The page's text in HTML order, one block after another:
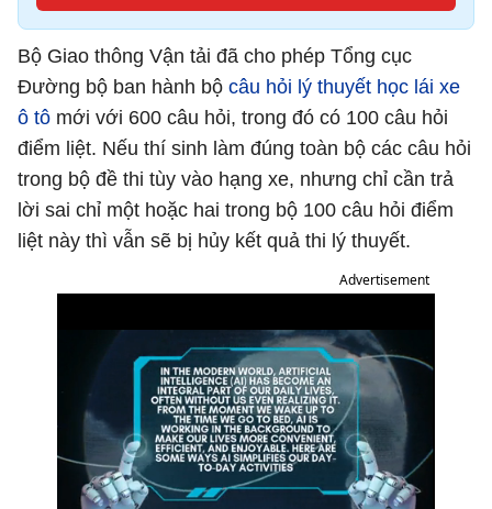
Bộ Giao thông Vận tải đã cho phép Tổng cục
Đường bộ ban hành bộ câu hỏi lý thuyết học lái xe
ô tô mới với 600 câu hỏi, trong đó có 100 câu hỏi
điểm liệt. Nếu thí sinh làm đúng toàn bộ các câu hỏi
trong bộ đề thi tùy vào hạng xe, nhưng chỉ cần trả
lời sai chỉ một hoặc hai trong bộ 100 câu hỏi điểm
liệt này thì vẫn sẽ bị hủy kết quả thi lý thuyết.
Advertisement